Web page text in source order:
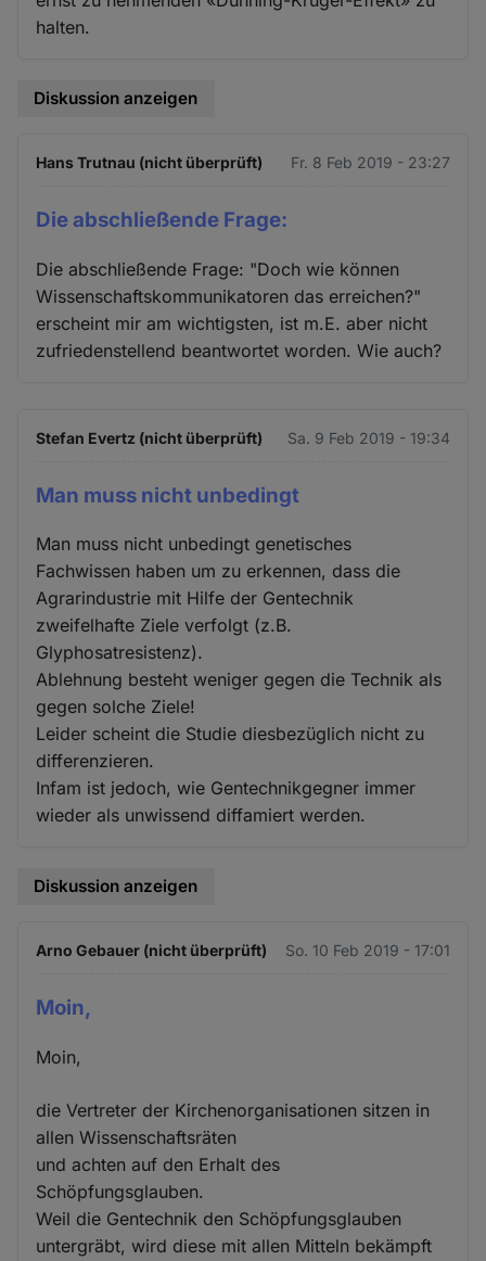
halten.
Diskussion anzeigen
Hans Trutnau (nicht überprüft) Fr. 8 Feb 2019 - 23:27
Die abschließende Frage:
Die abschließende Frage: "Doch wie können
Wissenschaftskommunikatoren das erreichen?"
erscheint mir am wichtigsten, ist m.E. aber nicht
zufriedenstellend beantwortet worden. Wie auch?
Stefan Evertz (nicht überprüft) Sa. 9 Feb 2019 - 19:34
Man muss nicht unbedingt
Man muss nicht unbedingt genetisches
Fachwissen haben um zu erkennen, dass die
Agrarindustrie mit Hilfe der Gentechnik
zweifelhafte Ziele verfolgt (z.B.
Glyphosatresistenz).
Ablehnung besteht weniger gegen die Technik als
gegen solche Ziele!
Leider scheint die Studie diesbezüglich nicht zu
differenzieren.
Infam ist jedoch, wie Gentechnikgegner immer
wieder als unwissend diffamiert werden.
Diskussion anzeigen
Arno Gebauer (nicht überprüft) So. 10 Feb 2019 - 17:01
Moin,
Moin,
die Vertreter der Kirchenorganisationen sitzen in
allen Wissenschaftsräten
und achten auf den Erhalt des
Schöpfungsglauben.
Weil die Gentechnik den Schöpfungsglauben
untergräbt, wird diese mit allen Mitteln bekämpft